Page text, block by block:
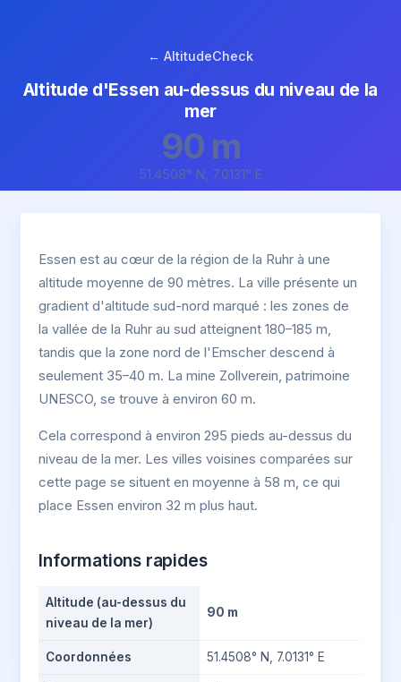
← AltitudeCheck
Altitude d'Essen au-dessus du niveau de la
mer
90 m
51.4508° N, 7.0131° E
Essen est au cœur de la région de la Ruhr à une
altitude moyenne de 90 mètres. La ville présente un
gradient d'altitude sud-nord marqué : les zones de
la vallée de la Ruhr au sud atteignent 180–185 m,
tandis que la zone nord de l'Emscher descend à
seulement 35–40 m. La mine Zollverein, patrimoine
UNESCO, se trouve à environ 60 m.
Cela correspond à environ 295 pieds au-dessus du
niveau de la mer. Les villes voisines comparées sur
cette page se situent en moyenne à 58 m, ce qui
place Essen environ 32 m plus haut.
Informations rapides
Altitude (au-dessus du
niveau de la mer)
90 m
Coordonnées 51.4508° N, 7.0131° E